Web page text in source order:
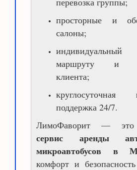
просторные и
салоны;
маршруту и
клиента;
поддержка 24/7.
ЛимоФаворит —
сервис аренды
микроавтобусов в
комфорт и